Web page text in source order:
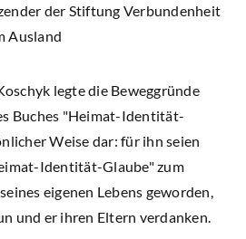
der Stiftung Verbundenheit
Ausland
legte die Beweggründe
Buches "Heimat-Identität-
Weise dar: für ihn seien
Identität-Glaube" zum
eigenen Lebens geworden,
und er ihren Eltern verdanken.